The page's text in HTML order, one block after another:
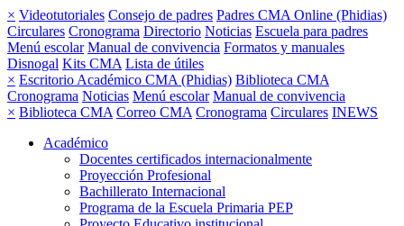
× Videotutoriales Consejo de padres Padres CMA Online (Phidias)
Circulares Cronograma Directorio Noticias Escuela para padres
Menú escolar Manual de convivencia Formatos y manuales
Disnogal Kits CMA Lista de útiles
× Escritorio Académico CMA (Phidias) Biblioteca CMA
Cronograma Noticias Menú escolar Manual de convivencia
× Biblioteca CMA Correo CMA Cronograma Circulares INEWS
Académico
Docentes certificados internacionalmente
Proyección Profesional
Bachillerato Internacional
Programa de la Escuela Primaria PEP